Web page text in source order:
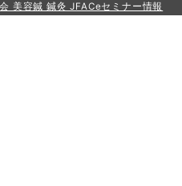
美容鍼 鍼灸 JFACeセミナー情報